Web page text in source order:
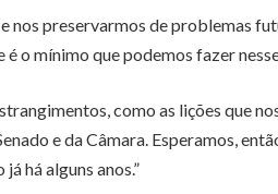
preservarmos de problemas
o mínimo que podemos fazer
como as lições que
e da Câmara. Esperamos,
há alguns anos.”